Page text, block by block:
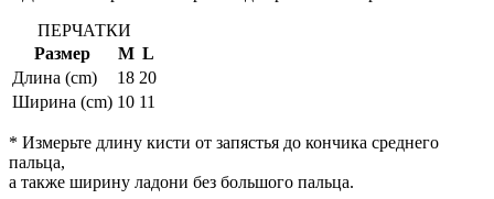
ПЕРЧАТКИ
Размер
M L
Длина (cm)
18 20
Ширина (cm) 10 11
* Измерьте длину кисти от запястья до кончика среднего
пальца,
а также ширину ладони без большого пальца.